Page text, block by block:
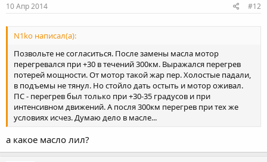
10 Апр 2014 #12
N1ko написал(а):
Позвольте не согласиться. После замены масла мотор
перегревался при +30 в течений 300км. Выражался перегрев
потерей мощности. От мотор такой жар пер. Холостые падали,
в подъемы не тянул. Но стойло дать остыть и мотор оживал.
ПС - перегрев был только при +30-35 градусов и при
интенсивном движений. А посля 300км перегрев при тех же
условиях исчез. Думаю дело в масле...
а какое масло лил?